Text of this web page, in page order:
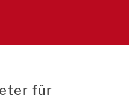
für